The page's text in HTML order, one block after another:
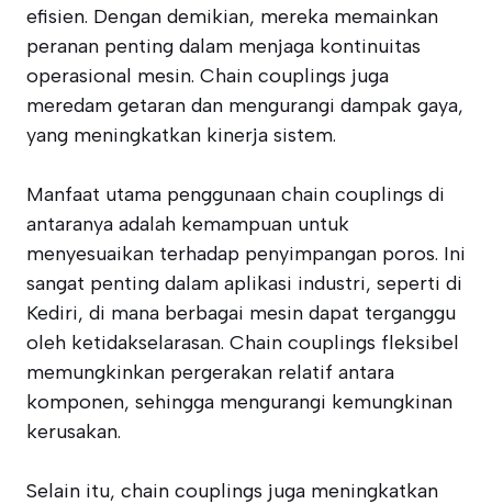
efisien. Dengan demikian, mereka memainkan
peranan penting dalam menjaga kontinuitas
operasional mesin. Chain couplings juga
meredam getaran dan mengurangi dampak gaya,
yang meningkatkan kinerja sistem.
Manfaat utama penggunaan chain couplings di
antaranya adalah kemampuan untuk
menyesuaikan terhadap penyimpangan poros. Ini
sangat penting dalam aplikasi industri, seperti di
Kediri, di mana berbagai mesin dapat terganggu
oleh ketidakselarasan. Chain couplings fleksibel
memungkinkan pergerakan relatif antara
komponen, sehingga mengurangi kemungkinan
kerusakan.
Selain itu, chain couplings juga meningkatkan